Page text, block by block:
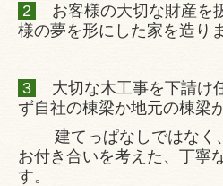
2
お客様の大切な財産を
様の夢を形にした家を造り
3
大切な木工事を下請け
ず自社の棟梁か地元の棟梁
建てっぱなしではなく
お付き合いを考えた、丁寧
す。